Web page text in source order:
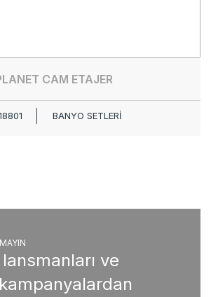
CAM ETAJER
BANYO SETLERİ
ve